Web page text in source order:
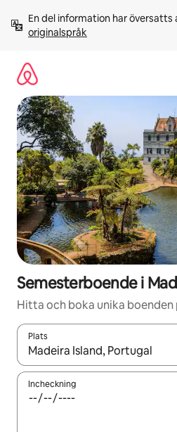
innehåll
En del information har
originalspråk
Semesterboende i
Hitta och boka unika boenden
Plats
När resultaten är tillgängliga
Incheckning